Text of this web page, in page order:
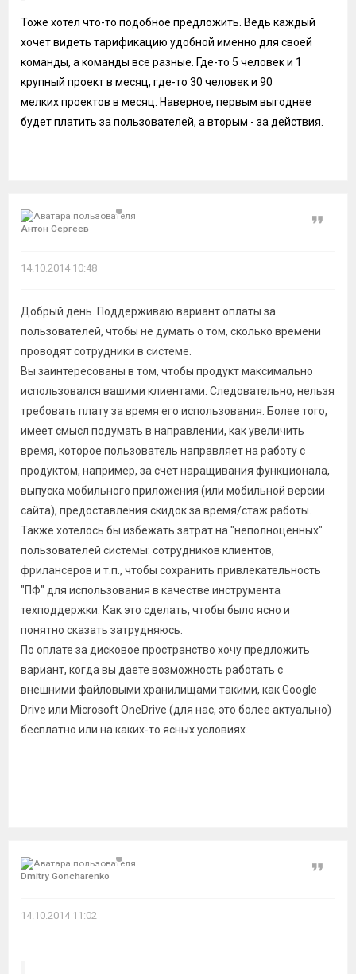
Тоже хотел что-то подобное предложить. Ведь каждый
хочет видеть тарификацию удобной именно для своей
команды, а команды все разные. Где-то 5 человек и 1
крупный проект в месяц, где-то 30 человек и 90
мелких проектов в месяц. Наверное, первым выгоднее
будет платить за пользователей, а вторым - за действия.
Антон Сергеев
Цитата
14.10.2014 10:48
Добрый день. Поддерживаю вариант оплаты за
пользователей, чтобы не думать о том, сколько времени
проводят сотрудники в системе.
Вы заинтересованы в том, чтобы продукт максимально
использовался вашими клиентами. Следовательно, нельзя
требовать плату за время его использования. Более того,
имеет смысл подумать в направлении, как увеличить
время, которое пользователь направляет на работу с
продуктом, например, за счет наращивания функционала,
выпуска мобильного приложения (или мобильной версии
сайта), предоставления скидок за время/стаж работы.
Также хотелось бы избежать затрат на "неполноценных"
пользователей системы: сотрудников клиентов,
фрилансеров и т.п., чтобы сохранить привлекательность
"ПФ" для использования в качестве инструмента
техподдержки. Как это сделать, чтобы было ясно и
понятно сказать затрудняюсь.
По оплате за дисковое пространство хочу предложить
вариант, когда вы даете возможность работать с
внешними файловыми хранилищами такими, как Google
Drive или Microsoft OneDrive (для нас, это более актуально)
бесплатно или на каких-то ясных условиях.
Dmitry Goncharenko
Цитата
14.10.2014 11:02